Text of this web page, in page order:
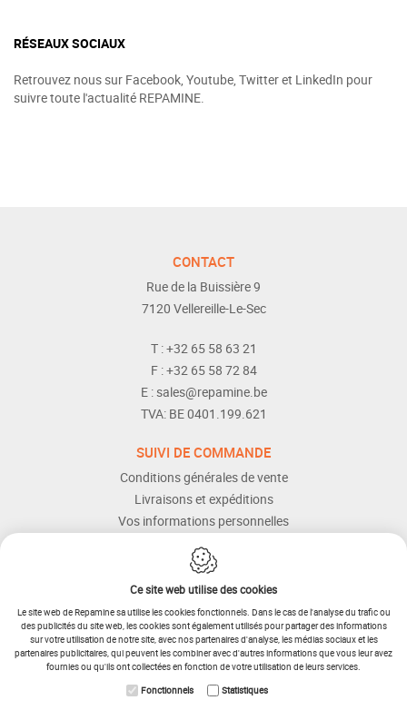
RÉSEAUX SOCIAUX
Retrouvez nous sur Facebook, Youtube, Twitter et LinkedIn pour
suivre toute l'actualité REPAMINE.
CONTACT
Rue de la Buissière 9
7120 Vellereille-Le-Sec
T :+32 65 58 63 21
F :+32 65 58 72 84
E :sales@repamine.be
TVA: BE 0401.199.621
SUIVI DE COMMANDE
Conditions générales de vente
Livraisons et expéditions
Vos informations personnelles
Modes de paiement
Services Après-vente
Aide et assistance
IDcreation 2025
Plan du site
Ce site web utilise des cookies
Le site web de Repamine sa utilise les cookies fonctionnels. Dans le cas de l'analyse du trafic ou
des publicités du site web, les cookies sont également utilisés pour partager des informations
sur votre utilisation de notre site, avec nos partenaires d'analyse, les médias sociaux et les
partenaires publicitaires, qui peuvent les combiner avec d'autres informations que vous leur avez
fournies ou qu'ils ont collectées en fonction de votre utilisation de leurs services.
Fonctionnels
Statistiques